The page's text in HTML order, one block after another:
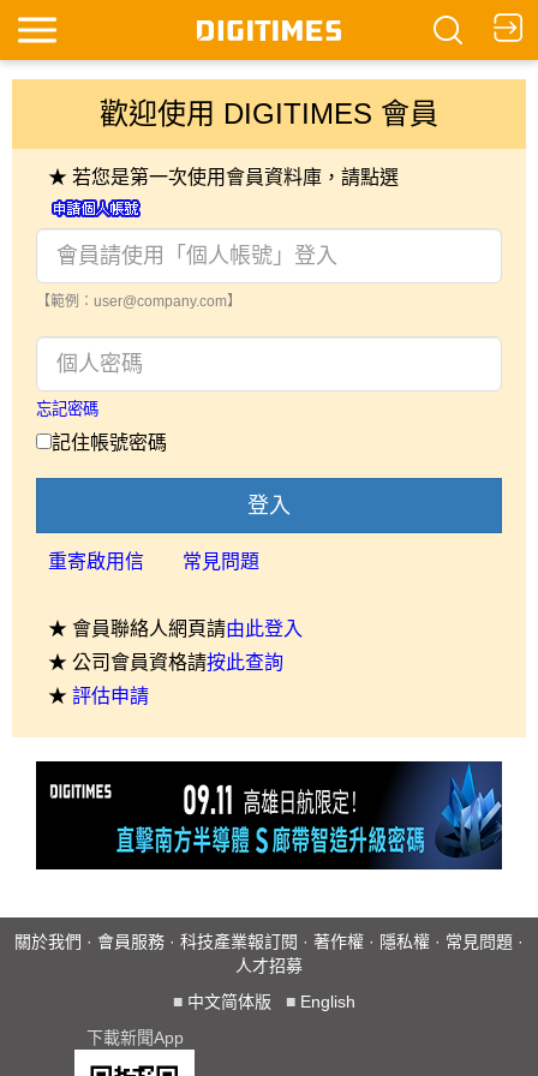
歡迎使用 DIGITIMES 會員
★ 若您是第一次使用會員資料庫，請點選
【範例：user@company.com】
忘記密碼
記住帳號密碼
登入
重寄啟用信 常見問題
★ 會員聯絡人網頁請由此登入
★ 公司會員資格請按此查詢
★ 評估申請
關於我們 · 會員服務 · 科技產業報訂閱 · 著作權 · 隱私權 · 常見問題 ·
人才招募
■ 中文简体版 ■ English
下載新聞App